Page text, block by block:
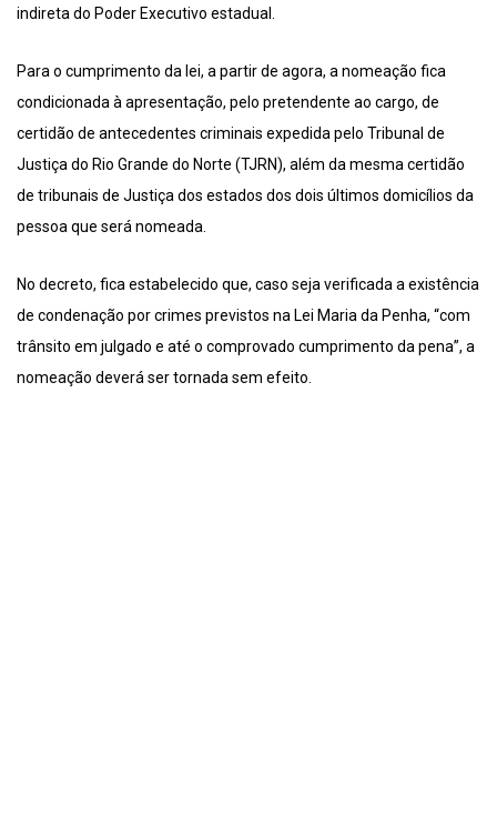
indireta do Poder Executivo estadual.
Para o cumprimento da lei, a partir de agora, a nomeação fica
condicionada à apresentação, pelo pretendente ao cargo, de
certidão de antecedentes criminais expedida pelo Tribunal de
Justiça do Rio Grande do Norte (TJRN), além da mesma certidão
de tribunais de Justiça dos estados dos dois últimos domicílios da
pessoa que será nomeada.
No decreto, fica estabelecido que, caso seja verificada a existência
de condenação por crimes previstos na Lei Maria da Penha, “com
trânsito em julgado e até o comprovado cumprimento da pena”, a
nomeação deverá ser tornada sem efeito.